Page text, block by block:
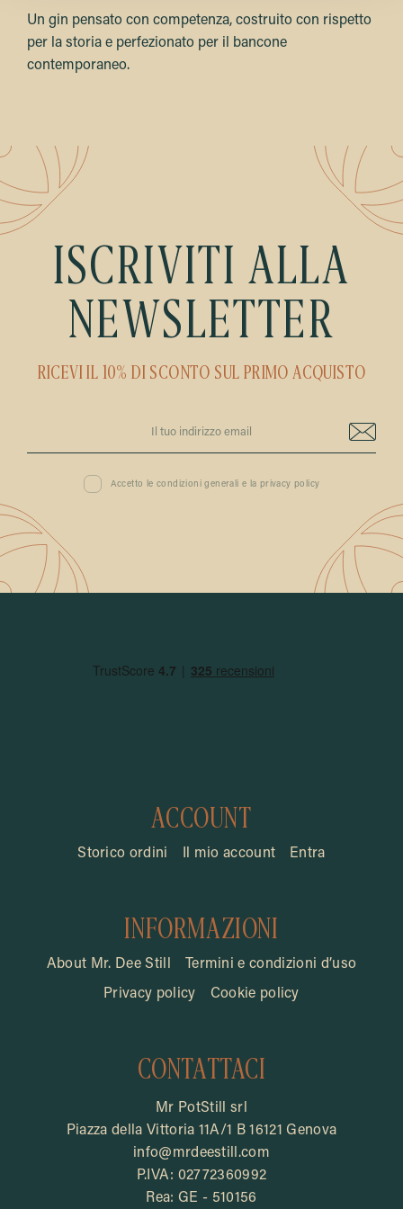
Un gin pensato con competenza, costruito con rispetto
per la storia e perfezionato per il bancone
contemporaneo.
ISCRIVITI ALLA
NEWSLETTER
RICEVI IL 10% DI SCONTO SUL PRIMO ACQUISTO
Accetto le condizioni generali e la privacy policy
ACCOUNT
Storico ordini Il mio account Entra
INFORMAZIONI
About Mr. Dee Still Termini e condizioni d’uso
Privacy policy Cookie policy
CONTATTACI
Mr PotStill srl
Piazza della Vittoria 11A/1 B 16121 Genova
info@mrdeestill.com
P.IVA: 02772360992
Rea: GE - 510156